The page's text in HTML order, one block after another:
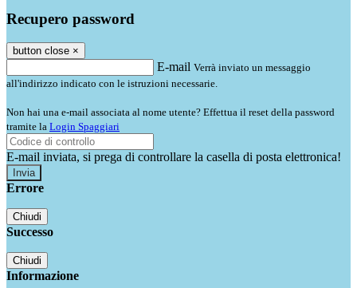
Recupero password
button close ×
E-mail Verrà inviato un messaggio
all'indirizzo indicato con le istruzioni necessarie.
Non hai una e-mail associata al nome utente? Effettua il reset della password
tramite la Login Spaggiari
E-mail inviata, si prega di controllare la casella di posta elettronica!
Errore
Chiudi
Successo
Chiudi
Informazione